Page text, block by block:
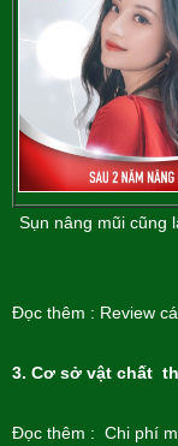
Sụn nâng mũi cũng
Đọc thêm : Review
3. Cơ sở vật chất
Đọc thêm : Chi phí